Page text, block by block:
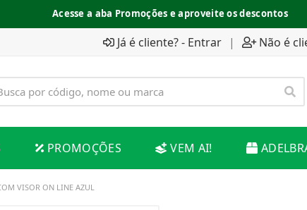
Acesse a aba Promoções e aproveite os descontos
Já é cliente? - Entrar | Não é
PROMOÇÕES VEM AI!
VISOR ON LINE AZUL